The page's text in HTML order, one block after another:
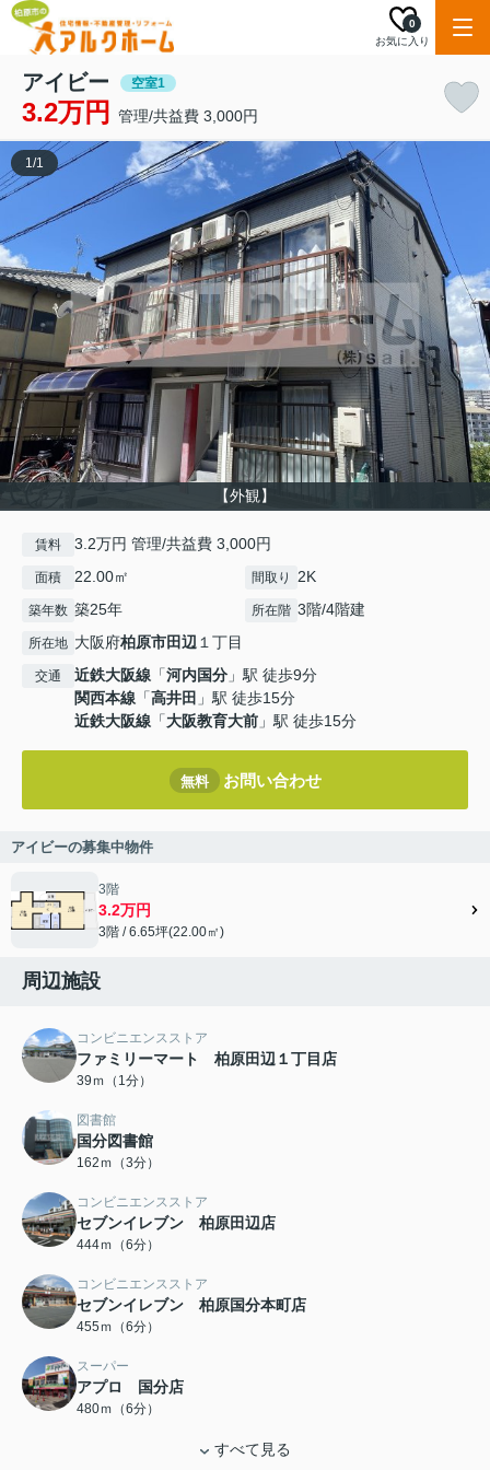
お気に入り
0
アイビー 空室1
3.2万円 管理/共益費 3,000円
【外観】
1/1
賃料 3.2万円 管理/共益費 3,000円
面積 22.00㎡ 間取り 2K
築年数 築25年 所在階 3階/4階建
所在地 大阪府柏原市田辺１丁目
交通 近鉄大阪線 「河内国分 」駅 徒歩9分
関西本線 「高井田 」駅 徒歩15分
近鉄大阪線 「大阪教育大前 」駅 徒歩15分
無料 お問い合わせ
アイビーの募集中物件
3階
3.2万円
3階 / 6.65坪(22.00㎡)
周辺施設
コンビニエンスストア
ファミリーマート 柏原田辺１丁目店
39ｍ（1分）
図書館
国分図書館
162ｍ（3分）
コンビニエンスストア
セブンイレブン 柏原田辺店
444ｍ（6分）
コンビニエンスストア
セブンイレブン 柏原国分本町店
455ｍ（6分）
スーパー
アプロ 国分店
480ｍ（6分）
すべて見る